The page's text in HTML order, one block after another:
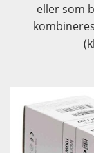
eller som